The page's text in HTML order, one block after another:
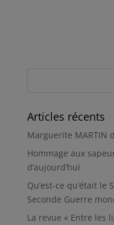
Articles récents
Marguerite MARTIN
Hommage aux
d’aujourd’hui
Qu’est-ce qu’était
Seconde Guerre
La revue « Entre les